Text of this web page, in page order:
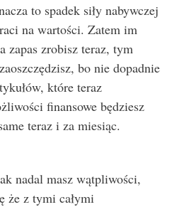
to spadek siły nabywczej
na wartości. Zatem im
zapas zrobisz teraz, tym
bo nie dopadnie
które teraz
finansowe będziesz
teraz i za miesiąc.
nadal masz wątpliwości,
że z tymi całymi